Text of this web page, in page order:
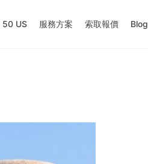
50 US 服務方案 索取報價 Blog